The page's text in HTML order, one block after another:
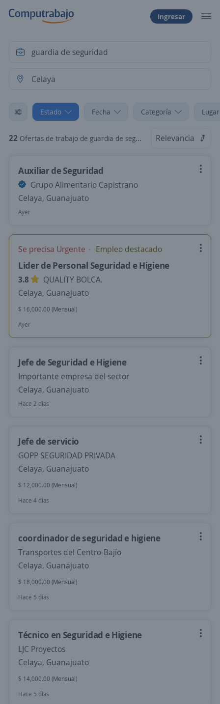
Ingresar
Estado Fecha Categoría
22 Ofertas de trabajo de guardia de seguridad en Celaya, Guanajuato Relevancia
Auxiliar de Seguridad
Grupo Alimentario Capistrano
Celaya, Guanajuato
Ayer
Se precisa Urgente Empleo destacado
Lider de Personal Seguridad e Higiene
3.8
QUALITY BOLCA.
Celaya, Guanajuato
$ 16,000.00 (Mensual)
Ayer
Jefe de Seguridad e Higiene
Importante empresa del sector
Celaya, Guanajuato
Hace 2 días
Jefe de servicio
GOPP SEGURIDAD PRIVADA
Celaya, Guanajuato
$ 12,000.00 (Mensual)
Hace 4 días
coordinador de seguridad e higiene
Transportes del Centro-Bajío
Celaya, Guanajuato
$ 18,000.00 (Mensual)
Hace 5 días
Técnico en Seguridad e Higiene
LJC Proyectos
Celaya, Guanajuato
$ 14,000.00 (Mensual)
Hace 5 días